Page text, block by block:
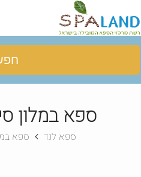
ספא במלון
ספא לנד ספא